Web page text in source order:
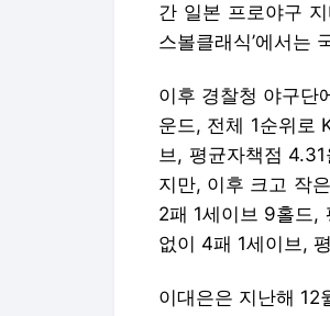
간 일본 프로야구 지
스볼클래식’에서는
이후 경찰청 야구단
운드, 전체 1순위로
브, 평균자책점
지만, 이후 크고 작
2패 1세이브 9홀드,
없이 4패 1세이브,
이대은은 지난해 12